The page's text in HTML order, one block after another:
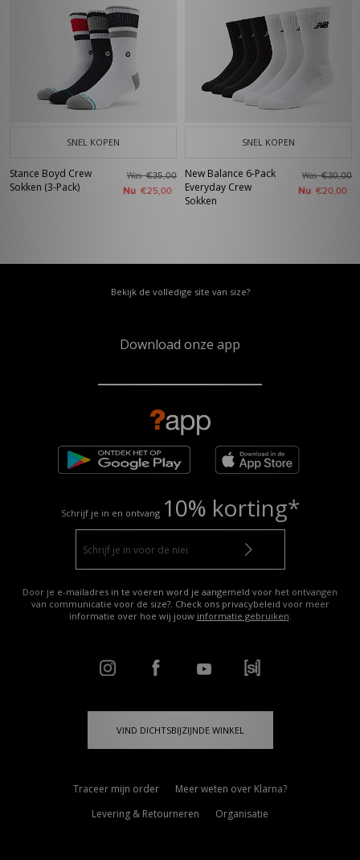
SNEL KOPEN
Stance Boyd Crew
Sokken (3-Pack)
Was€35,00
Nu €25,00
SNEL KOPEN
New Balance 6-Pack
Everyday Crew
Sokken
Was€30,00
Nu €20,00
Bekijk de volledige site van size?
Download onze app
Schrijf je in en ontvang 10% korting*
Door je e-mailadres in te voeren word je aangemeld voor het ontvangen
van communicatie voor de size?. Check ons privacybeleid voor meer
informatie over hoe wij jouw informatie gebruiken.
VIND DICHTSBIJZIJNDE WINKEL
Traceer mijn order
Meer weten over Klarna?
Levering & Retourneren
Organisatie